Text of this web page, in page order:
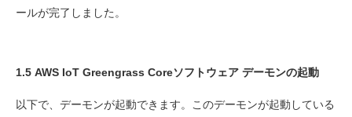
ールが完了しました。
1.5 AWS IoT Greengrass Coreソフトウェア デーモンの起動
以下で、デーモンが起動できます。このデーモンが起動している